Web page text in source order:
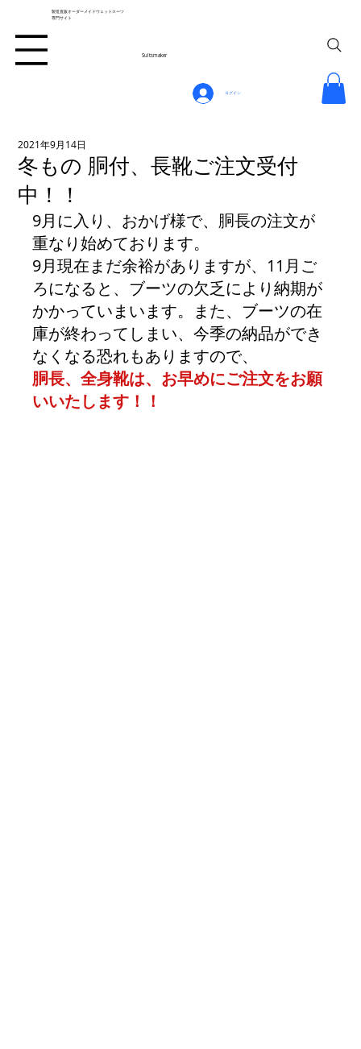
Suitsmaker
製造直販オーダーメイドウェットスーツ
専門サイト
ログイン
冬もの 胴付、長靴ご注文受付
中！！
2021年9月14日
9月に入り、おかげ様で、胴長の注文が
重なり始めております。
9月現在まだ余裕がありますが、11月ご
ろになると、ブーツの欠乏により納期が
かかっていまいます。また、ブーツの在
庫が終わってしまい、今季の納品ができ
なくなる恐れもありますので、
胴長、全身靴は、お早めにご注文をお願
いいたします！！